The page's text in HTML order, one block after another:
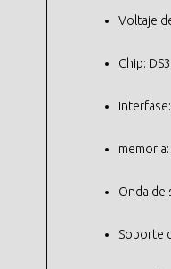
Voltaje
Chip:
Onda de
Soporte